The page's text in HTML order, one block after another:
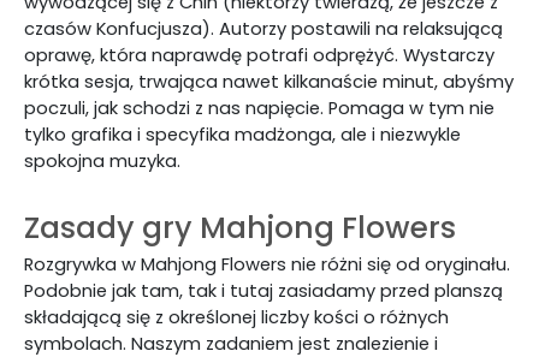
czasów Konfucjusza). Autorzy postawili na relaksującą
oprawę, która naprawdę potrafi odprężyć. Wystarczy
krótka sesja, trwająca nawet kilkanaście minut, abyśmy
poczuli, jak schodzi z nas napięcie. Pomaga w tym nie
tylko grafika i specyfika madżonga, ale i niezwykle
spokojna muzyka.
Zasady gry Mahjong Flowers
Rozgrywka w Mahjong Flowers nie różni się od oryginału.
Podobnie jak tam, tak i tutaj zasiadamy przed planszą
składającą się z określonej liczby kości o różnych
symbolach. Naszym zadaniem jest znalezienie i